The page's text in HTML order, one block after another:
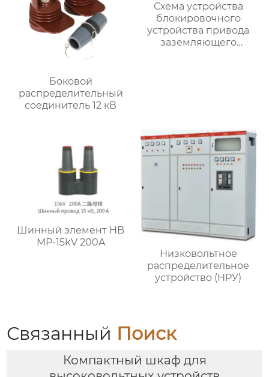
Боковой
распределительный
соединитель 12 кВ
Схема устройства
блокировочного
устройства привода
заземляющего
Шинный элемент HB
MP-15kV 200A
Низковольтное
распределительное
устройство (НРУ)
Связанный Поиск
Компактный шкаф для